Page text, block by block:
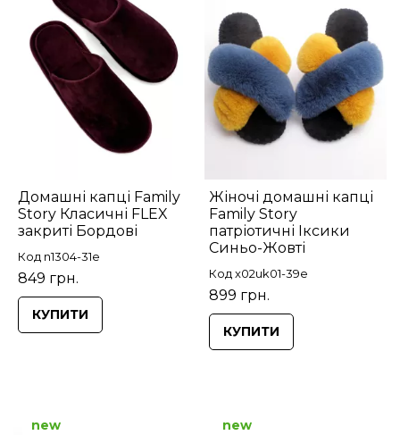
Домашні капці Family
Story Класичні FLEX
закриті Бордові
Код n1304-31e
849 грн.
КУПИТИ
Жіночі домашні капці
Family Story
патріотичні Іксики
Синьо-Жовті
Код x02uk01-39e
899 грн.
КУПИТИ
new new